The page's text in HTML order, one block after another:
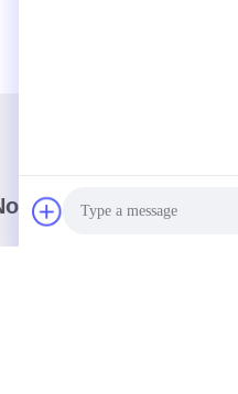
newsletter